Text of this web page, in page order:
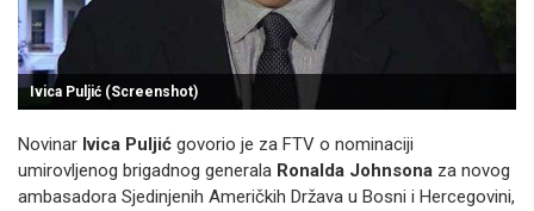
Ivica Puljić (Screenshot)
Novinar Ivica Puljić govorio je za FTV o nominaciji
umirovljenog brigadnog generala Ronalda Johnsona za novog
ambasadora Sjedinjenih Američkih Država u Bosni i Hercegovini,